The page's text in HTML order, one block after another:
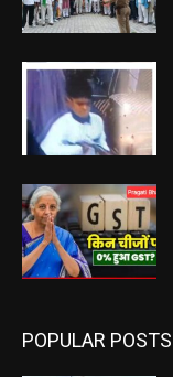
POPULAR POSTS